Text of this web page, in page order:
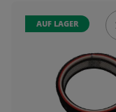
AUF LAGER